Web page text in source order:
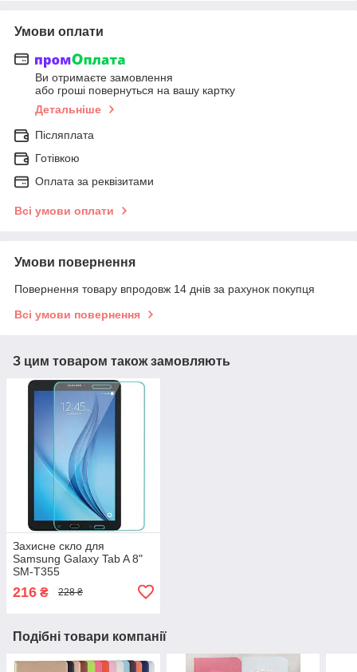
Умови оплати
Ви отримаєте замовлення
або гроші повернуться на вашу картку
Детальніше
Післяплата
Готівкою
Оплата за реквізитами
Всі умови оплати
Умови повернення
Повернення товару впродовж 14 днів за рахунок покупця
Всі умови повернення
З цим товаром також замовляють
Захисне скло для
Samsung Galaxy Tab A 8"
SM-T355
216 ₴ 228 ₴
Подібні товари компанії